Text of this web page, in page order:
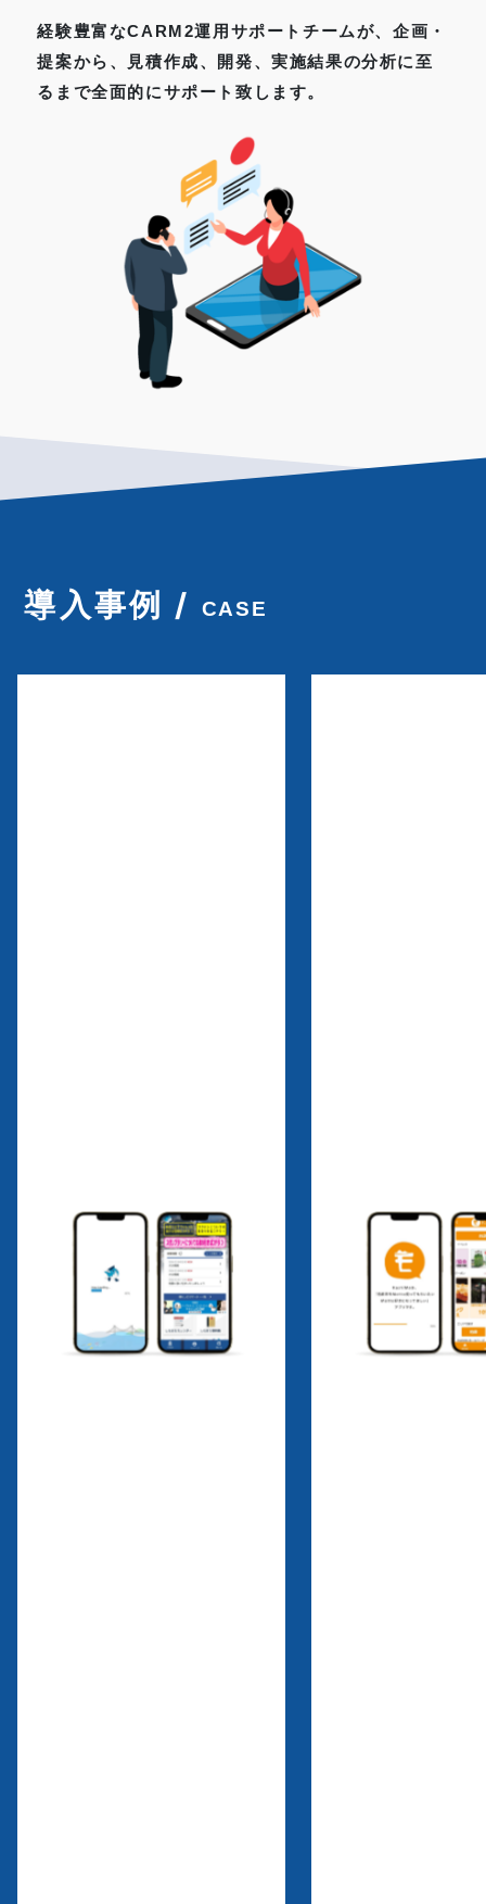
経験豊富なCARM2運用サポートチームが、企画・
提案から、見積作成、開発、実施結果の分析に至
るまで全面的にサポート致します。
導入事例 / CASE